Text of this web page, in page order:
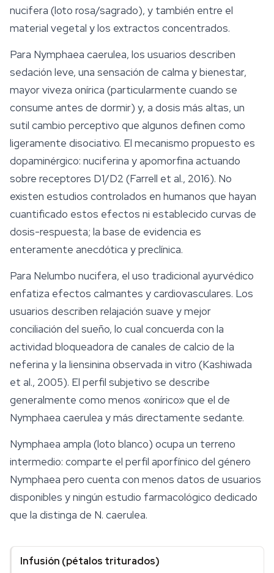
nucifera (loto rosa/sagrado), y también entre el
material vegetal y los extractos concentrados.
Para Nymphaea caerulea, los usuarios describen
sedación leve, una sensación de calma y bienestar,
mayor viveza onírica (particularmente cuando se
consume antes de dormir) y, a dosis más altas, un
sutil cambio perceptivo que algunos definen como
ligeramente disociativo. El mecanismo propuesto es
dopaminérgico: nuciferina y apomorfina actuando
sobre receptores D1/D2 (Farrell et al., 2016). No
existen estudios controlados en humanos que hayan
cuantificado estos efectos ni establecido curvas de
dosis-respuesta; la base de evidencia es
enteramente anecdótica y preclínica.
Para Nelumbo nucifera, el uso tradicional ayurvédico
enfatiza efectos calmantes y cardiovasculares. Los
usuarios describen relajación suave y mejor
conciliación del sueño, lo cual concuerda con la
actividad bloqueadora de canales de calcio de la
neferina y la liensinina observada in vitro (Kashiwada
et al., 2005). El perfil subjetivo se describe
generalmente como menos «onírico» que el de
Nymphaea caerulea y más directamente sedante.
Nymphaea ampla (loto blanco) ocupa un terreno
intermedio: comparte el perfil aporfínico del género
Nymphaea pero cuenta con menos datos de usuarios
disponibles y ningún estudio farmacológico dedicado
que la distinga de N. caerulea.
Infusión (pétalos triturados)